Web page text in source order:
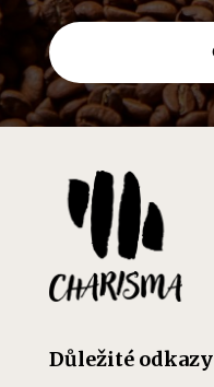
Důležité odkazy